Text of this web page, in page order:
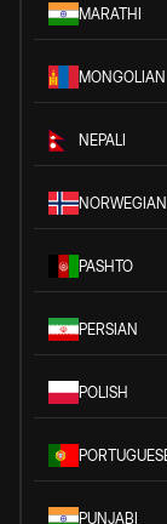
MARATHI
MONGOLIAN
NEPALI
NORWEGIAN
PASHTO
PERSIAN
POLISH
PUNJABI